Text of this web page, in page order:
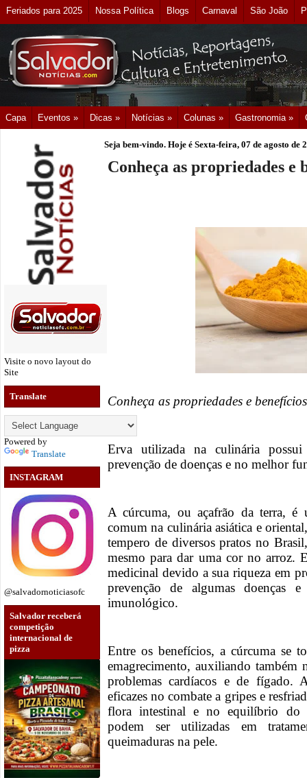
Feriados para 2025 Nossa Política Blogs Carnaval São João
Capa Eventos » Dicas » Notícias » Colunas » Gastronomia »
Visite o novo layout do
Site
Translate
Powered by
Translate
INSTAGRAM
@salvadornoticiasofc
Salvador receberá
competição
internacional de
pizza
Seja bem-vindo. Hoje é Sexta-feira, 07 de agosto de
Conheça as propriedades e
Conheça as propriedades e
Erva utilizada na culinária
prevenção de doenças e no melhor
A cúrcuma, ou açafrão da terra, é
comum na culinária asiática e
tempero de diversos pratos no
mesmo para dar uma cor no arroz.
medicinal devido a sua riqueza em
prevenção de algumas doenças
imunológico.
Entre os benefícios, a cúrcuma se
emagrecimento, auxiliando também
problemas cardíacos e de fígado.
eficazes no combate a gripes e
flora intestinal e no equilíbrio do
podem ser utilizadas em
queimaduras na pele.